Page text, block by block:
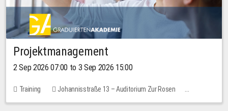
Projektmanagement
2 Sep 2026 07:00 to 3 Sep 2026 15:00
Training
Johannisstraße 13 – Auditorium Zur Rosen
No free places
30.00 EUR